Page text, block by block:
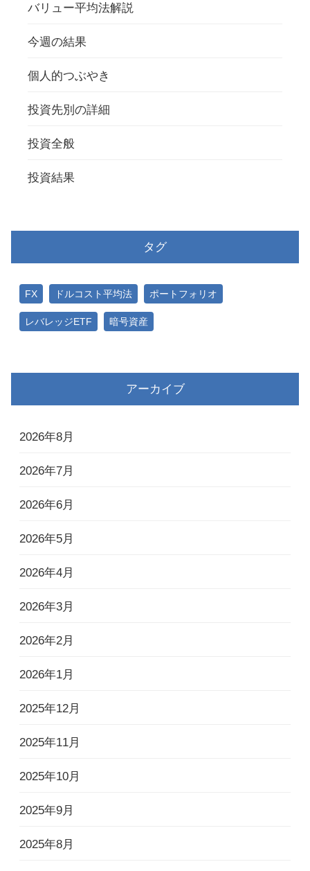
バリュー平均法解説
今週の結果
個人的つぶやき
投資先別の詳細
投資全般
投資結果
タグ
FX ドルコスト平均法 ポートフォリオ
レバレッジETF 暗号資産
アーカイブ
2026年8月
2026年7月
2026年6月
2026年5月
2026年4月
2026年3月
2026年2月
2026年1月
2025年12月
2025年11月
2025年10月
2025年9月
2025年8月